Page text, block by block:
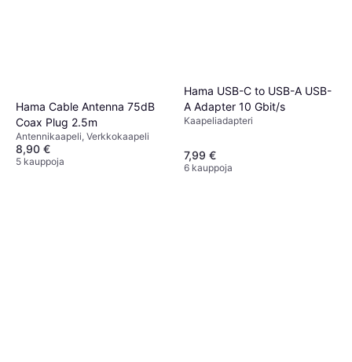
Hama Cable Antenna 75dB
Coax Plug 2.5m
Antennikaapeli, Verkkokaapeli
8,90 €
5 kauppoja
Hama USB-C to USB-A USB-
A Adapter 10 Gbit/s
Kaapeliadapteri
7,99 €
6 kauppoja